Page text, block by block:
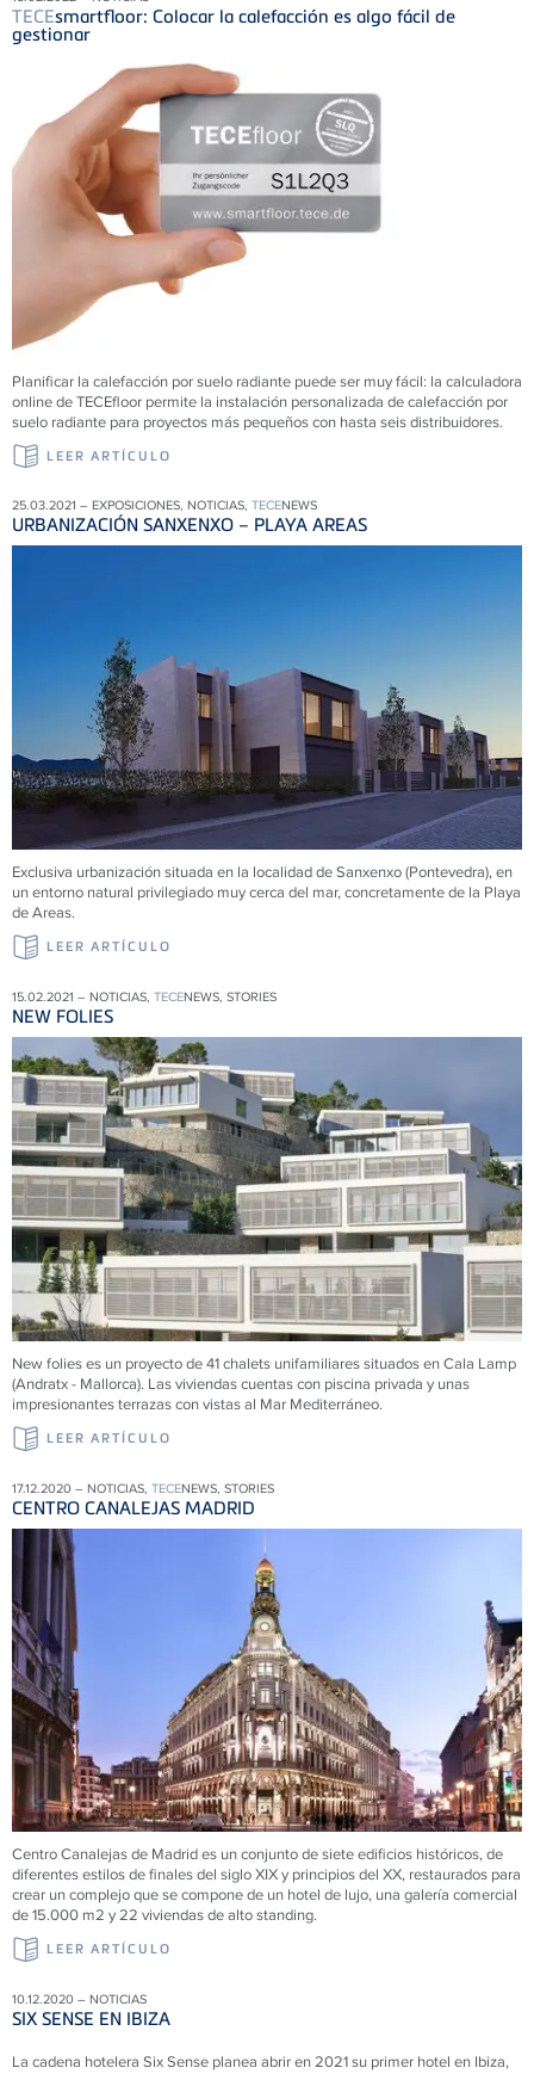
TECEsmartfloor: Colocar la calefacción es algo fácil de
gestionar
Planificar la calefacción por suelo radiante puede ser muy fácil: la calculadora
online de TECEfloor permite la instalación personalizada de calefacción por
suelo radiante para proyectos más pequeños con hasta seis distribuidores.
LEER ARTÍCULO
25.03.2021 – EXPOSICIONES, NOTICIAS, TECENEWS
URBANIZACIÓN SANXENXO – PLAYA AREAS
Exclusiva urbanización situada en la localidad de Sanxenxo (Pontevedra), en
un entorno natural privilegiado muy cerca del mar, concretamente de la Playa
de Areas.
LEER ARTÍCULO
15.02.2021 – NOTICIAS, TECENEWS, STORIES
NEW FOLIES
New folies es un proyecto de 41 chalets unifamiliares situados en Cala Lamp
(Andratx - Mallorca). Las viviendas cuentas con piscina privada y unas
impresionantes terrazas con vistas al Mar Mediterráneo.
LEER ARTÍCULO
17.12.2020 – NOTICIAS, TECENEWS, STORIES
CENTRO CANALEJAS MADRID
Centro Canalejas de Madrid es un conjunto de siete edificios históricos, de
diferentes estilos de finales del siglo XIX y principios del XX, restaurados para
crear un complejo que se compone de un hotel de lujo, una galería comercial
de 15.000 m2 y 22 viviendas de alto standing.
LEER ARTÍCULO
10.12.2020 – NOTICIAS
SIX SENSE EN IBIZA
La cadena hotelera Six Sense planea abrir en 2021 su primer hotel en Ibiza,